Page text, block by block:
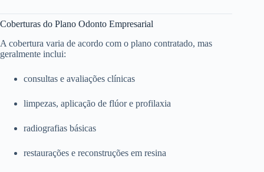
Coberturas do Plano Odonto Empresarial
A cobertura varia de acordo com o plano contratado, mas
geralmente inclui:
consultas e avaliações clínicas
limpezas, aplicação de flúor e profilaxia
radiografias básicas
restaurações e reconstruções em resina